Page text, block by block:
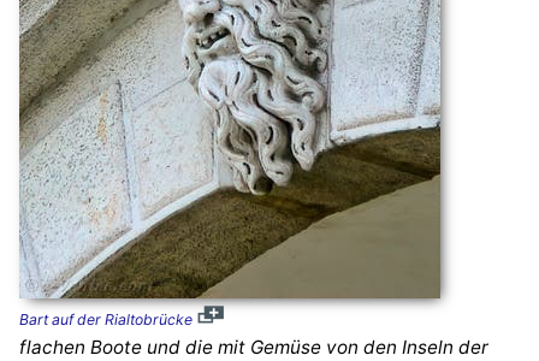
Bart auf der Rialtobrücke
flachen Boote und die mit Gemüse von den Inseln der